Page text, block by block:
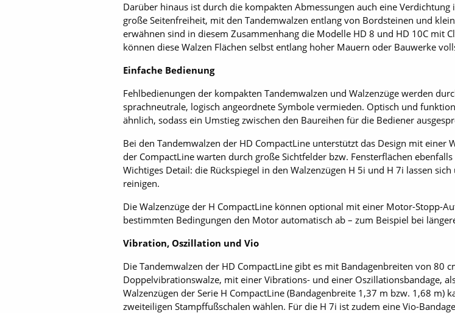
Darüber hinaus ist durch die kompakten Abmessungen auch eine
große Seitenfreiheit, mit den Tandemwalzen entlang von Bordsteinen und
erwähnen sind in diesem Zusammenhang die Modelle HD 8 und HD 10C mit
können diese Walzen Flächen selbst entlang hoher Mauern oder Bauwerke
Einfache Bedienung
Fehlbedienungen der kompakten Tandemwalzen und Walzenzüge werden
sprachneutrale, logisch angeordnete Symbole vermieden. Optisch und
ähnlich, sodass ein Umstieg zwischen den Baureihen für die Bediener
Bei den Tandemwalzen der HD CompactLine unterstützt das Design mit einer
der Compact­Line warten durch große Sichtfelder bzw. Fensterflächen
Wichtiges Detail: die Rückspiegel in den Walzenzügen H 5i und H 7i lassen
reinigen.
Die Walzenzüge der H Com­pactLine können optional mit einer Motor-Stopp-
bestimmten Bedingungen den Motor automatisch ab – zum Beispiel bei
Vibration, Oszillation und Vio
Die Tandemwalzen der HD Com­pactLine gibt es mit Bandagenbreiten von 80
Doppelvibrationswalze, mit einer Vibrations- und einer Oszil­lationsbandage,
Walzenzügen der Serie H Com­pactLine (Bandagenbreite 1,37 m bzw. 1,68 m)
zweiteiligen Stampffußschalen wählen. Für die H 7i ist zudem eine Vio-